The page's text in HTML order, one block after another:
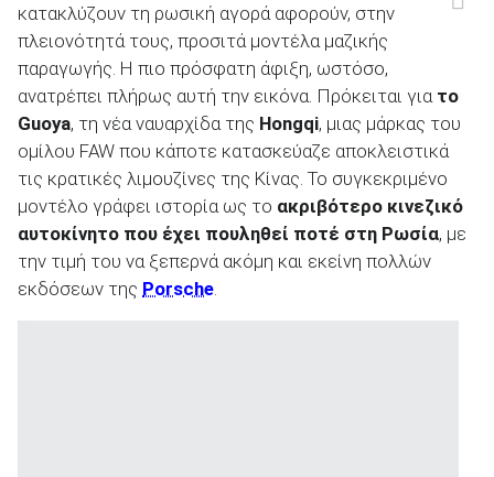
Μεταχειρισμένα
κατακλύζουν τη ρωσική αγορά αφορούν, στην
πλειονότητά τους, προσιτά μοντέλα μαζικής
παραγωγής. Η πιο πρόσφατη άφιξη, ωστόσο,
ανατρέπει πλήρως αυτή την εικόνα. Πρόκειται για το
Guoya, τη νέα ναυαρχίδα της Hongqi, μιας μάρκας του
ομίλου FAW που κάποτε κατασκεύαζε αποκλειστικά
τις κρατικές λιμουζίνες της Κίνας. Το συγκεκριμένο
μοντέλο γράφει ιστορία ως το ακριβότερο κινεζικό
αυτοκίνητο που έχει πουληθεί ποτέ στη Ρωσία, με
την τιμή του να ξεπερνά ακόμη και εκείνη πολλών
εκδόσεων της Porsche